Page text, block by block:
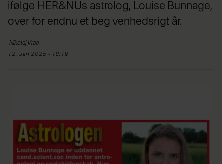
ifølge HER&NUs astrolog, Louise Bunnage,
over for endnu et begivenhedsrigt år.
Nikolaj Vraa
12. Jan 2025 - 18:19